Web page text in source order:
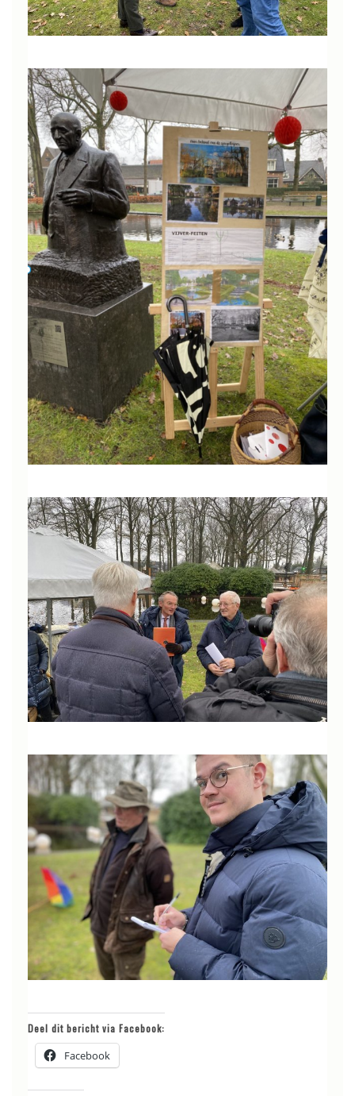
Deel dit bericht via Facebook:
Facebook